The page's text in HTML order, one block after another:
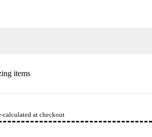
items
calculated at checkout